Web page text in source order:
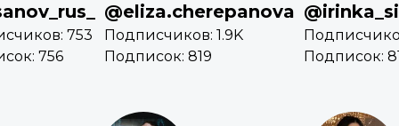
753
756
@eliza.cherepanova
Подписчиков: 1.9K
Подписок: 819
Подписок: